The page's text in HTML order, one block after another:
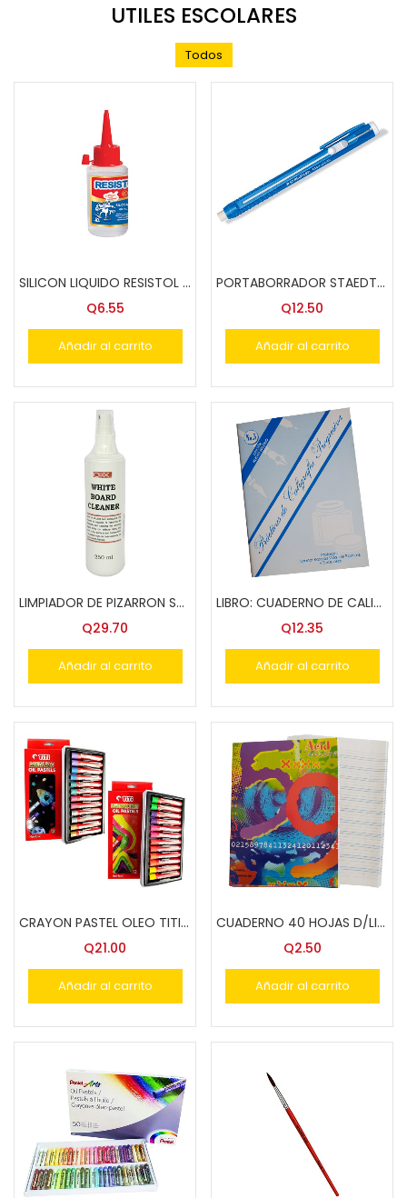
UTILES ESCOLARES
Todos
SILICON LIQUIDO RESISTOL 60 ML.
Q6.55
Añadir al carrito
PORTABORRADOR STAEDTLER 528-50
Q12.50
Añadir al carrito
LIMPIADOR DE PIZARRON SB 81 COX
Q29.70
Añadir al carrito
LIBRO: CUADERNO DE CALIGRAF?A PROGR. #5 R
Q12.35
Añadir al carrito
CRAYON PASTEL OLEO TITI 12 COLS.METALICOS FLUOR.ACUA
Q21.00
Añadir al carrito
CUADERNO 40 HOJAS D/LINEAS PROGRESO
Q2.50
Añadir al carrito